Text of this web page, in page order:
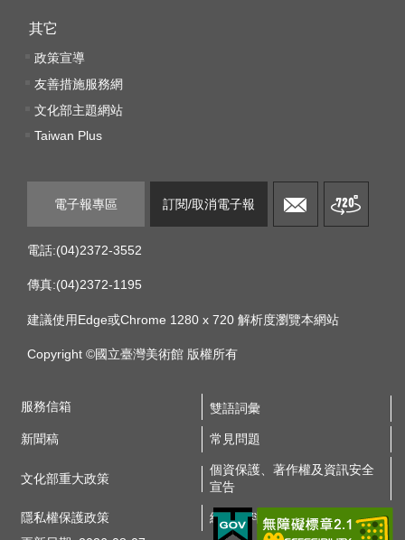
其它
政策宣導
友善措施服務網
文化部主題網站
Taiwan Plus
電子報專區 訂閱/取消電子報
電話:(04)2372-3552
傳真:(04)2372-1195
建議使用Edge或Chrome 1280 x 720 解析度瀏覽本網站
Copyright ©國立臺灣美術館 版權所有
服務信箱 雙語詞彙
新聞稿 常見問題
文化部重大政策
個資保護、著作權及資訊安全
宣告
隱私權保護政策
網站資料開放宣告